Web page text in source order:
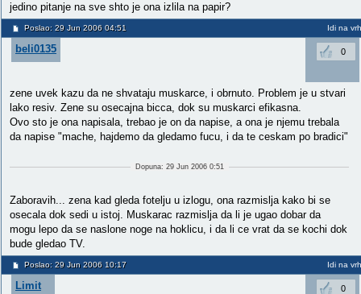
jedino pitanje na sve shto je ona izlila na papir?
Poslao: 29 Jun 2006 04:51 Idi na vrh
beli0135 0
zene uvek kazu da ne shvataju muskarce, i obrnuto. Problem je u stvari
lako resiv. Zene su osecajna bicca, dok su muskarci efikasna.
Ovo sto je ona napisala, trebao je on da napise, a ona je njemu trebala
da napise "mache, hajdemo da gledamo fucu, i da te ceskam po bradici"
Dopuna: 29 Jun 2006 0:51
Zaboravih... zena kad gleda fotelju u izlogu, ona razmislja kako bi se
osecala dok sedi u istoj. Muskarac razmislja da li je ugao dobar da
mogu lepo da se naslone noge na hoklicu, i da li ce vrat da se kochi dok
bude gledao TV.
Poslao: 29 Jun 2006 10:17 Idi na vrh
Limit 0